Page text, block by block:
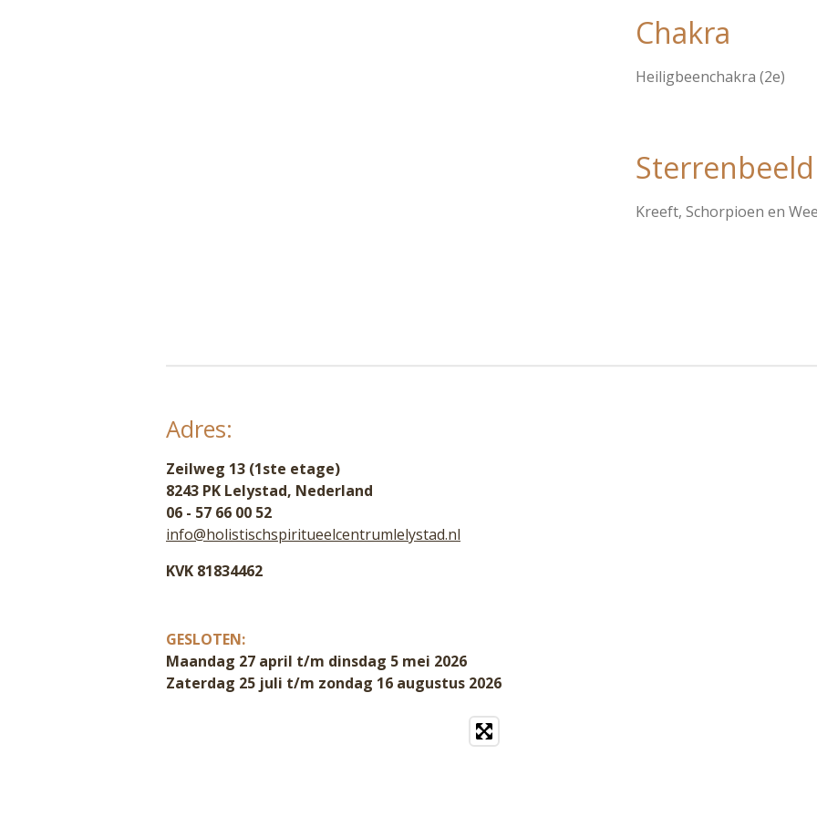
Chakra
Heiligbeenchakra (2e)
Sterrenbeeld
Kreeft, Schorpioen en
Adres:
Zeilweg 13 (1ste etage)
8243 PK Lelystad, Nederland
06 - 57 66 00 52
info@holistischspiritueelcentrumlelystad.nl
KVK 81834462
GESLOTEN:
Maandag 27 april t/m dinsdag 5 mei 2026
Zaterdag 25 juli t/m zondag 16 augustus 2026